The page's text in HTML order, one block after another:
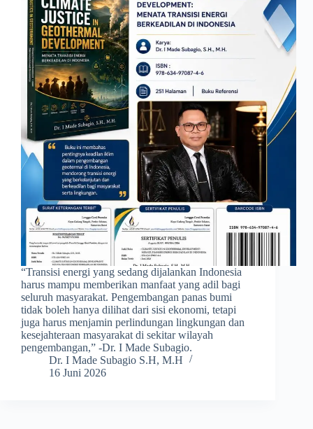
​“Transisi energi yang sedang dijalankan Indonesia
harus mampu memberikan manfaat yang adil bagi
seluruh masyarakat. Pengembangan panas bumi
tidak boleh hanya dilihat dari sisi ekonomi, tetapi
juga harus menjamin perlindungan lingkungan dan
kesejahteraan masyarakat di sekitar wilayah
pengembangan,” -Dr. I Made Subagio.
Dr. I Made Subagio S.H, M.H
16 Juni 2026